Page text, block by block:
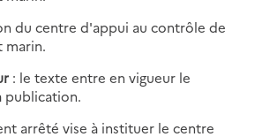
du centre d'appui au contrôle de
marin.
: le texte entre en vigueur le
publication.
arrêté vise à instituer le centre